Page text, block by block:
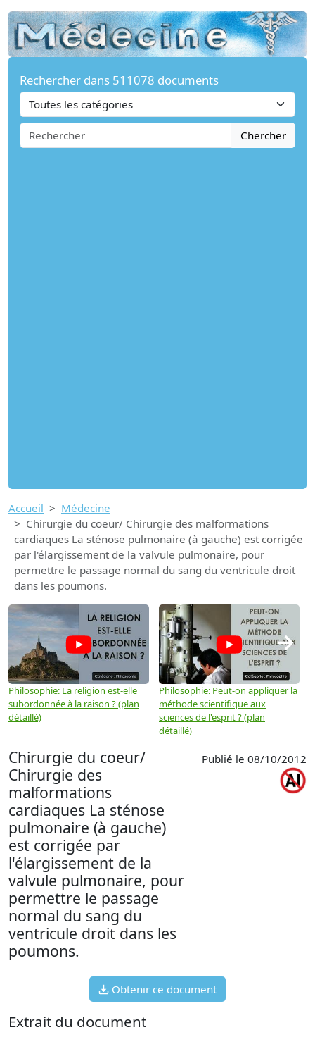
Rechercher dans 511078 documents
Chercher
Accueil
Médecine
Chirurgie du coeur/ Chirurgie des malformations
cardiaques La sténose pulmonaire (à gauche) est corrigée
par l'élargissement de la valvule pulmonaire, pour
permettre le passage normal du sang du ventricule droit
dans les poumons.
Philosophie: La religion est-elle
subordonnée à la raison ? (plan
détaillé)
Philosophie: Peut-on appliquer la
méthode scientifique aux
sciences de l'esprit ? (plan
détaillé)
→
Chirurgie du coeur/
Chirurgie des
malformations
cardiaques La sténose
pulmonaire (à gauche)
est corrigée par
l'élargissement de la
valvule pulmonaire, pour
permettre le passage
normal du sang du
ventricule droit dans les
poumons.
Publié le 08/10/2012
Obtenir ce document
Extrait du document